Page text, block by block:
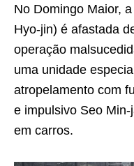
No Domingo Maior,
Hyo-jin) é afastada
operação
uma unidade
atropelamento com
e impulsivo Seo
em carros.